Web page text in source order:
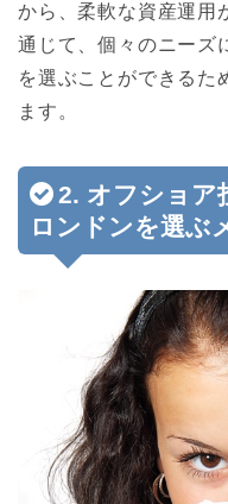
から、柔軟な資産運用
通じて、個々のニーズ
を選ぶことができるた
ます。
2. オフショア
ロンドンを選ぶ